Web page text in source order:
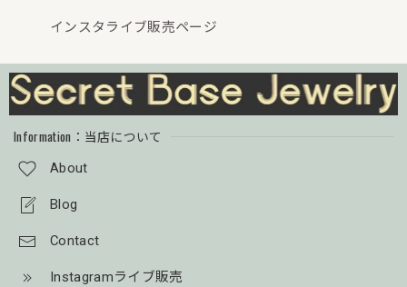
インスタライブ販売ページ
Information：当店について
About
Blog
Contact
Instagramライブ販売